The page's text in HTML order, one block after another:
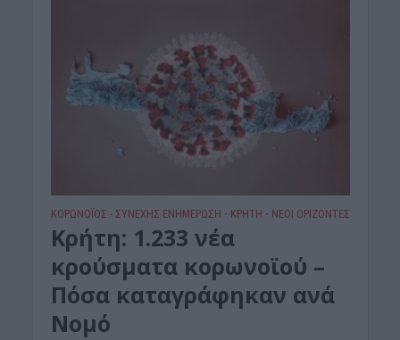
ΚΟΡΩΝΟΪΟΣ - ΣΥΝΕΧΗΣ ΕΝΗΜΕΡΩΣΗ • ΚΡΗΤΗ • ΝΕΟΙ ΟΡΙΖΟΝΤΕΣ
Κρήτη: 1.233 νέα
κρούσματα κορωνοϊού –
Πόσα καταγράφηκαν ανά
Νομό